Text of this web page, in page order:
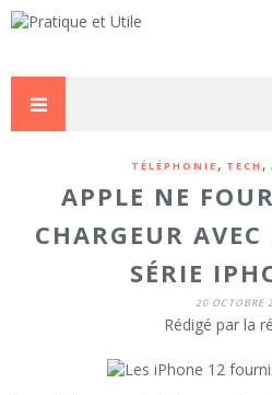
TÉLÉPHONIE , TECH ,
APPLE NE
CHARGEUR
SÉRIE
20 OCTOBRE
Rédigé par la